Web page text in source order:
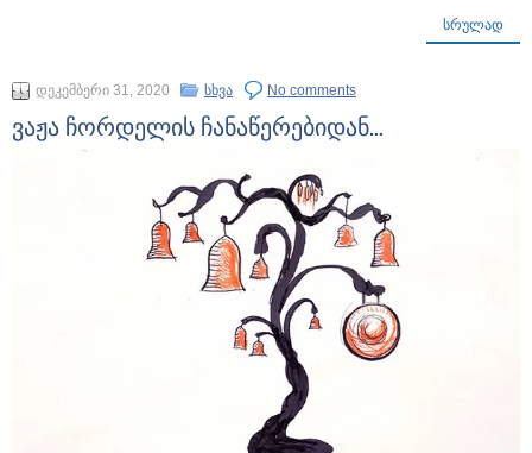
ᲡᲠᲣᲚᲐᲓ
დეკემბერი 31, 2020 სხვა No comments
ვაჟა ჩორდელის ჩანაწერებიდან…